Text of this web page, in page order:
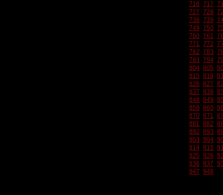
716 717
727 728
738 739
749 750
760 761
771 772
782 783
793 794
804 805
815 816
826 827
837 838
848 849
859 860
870 871
881 882
892 893
903 904
914 915
925 926
936 937
947 948